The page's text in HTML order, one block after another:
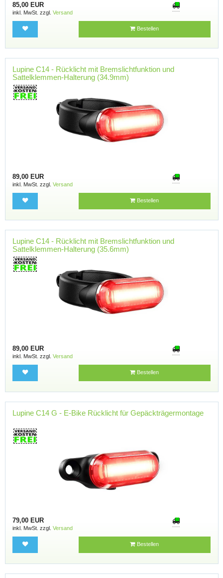
85,00 EUR
inkl. MwSt. zzgl. Versand
Bestellen
Lupine C14 - Rücklicht mit Bremslichtfunktion und
Sattelklemmen-Halterung (34.9mm)
89,00 EUR
inkl. MwSt. zzgl. Versand
Bestellen
Lupine C14 - Rücklicht mit Bremslichtfunktion und
Sattelklemmen-Halterung (35.6mm)
89,00 EUR
inkl. MwSt. zzgl. Versand
Bestellen
Lupine C14 G - E-Bike Rücklicht für Gepäckträgermontage
79,00 EUR
inkl. MwSt. zzgl. Versand
Bestellen